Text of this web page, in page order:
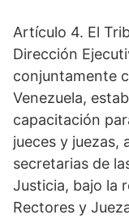
Artículo 4. El
Dirección
conjuntamente
Venezuela,
capacitación
jueces y juezas,
secretarias de
Justicia, bajo la
Rectores y